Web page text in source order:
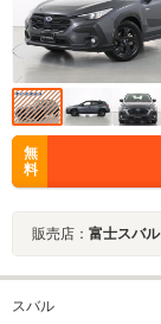
無
料
販売店： 富士スバ
スバル